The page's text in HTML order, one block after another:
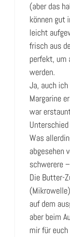
(aber das
können gut
leicht
frisch aus
perfekt, um
werden.
Ja, auch
Margarine
war
Was
abgesehen
schwerere
Die Butter-
auf dem
aber beim
mir für